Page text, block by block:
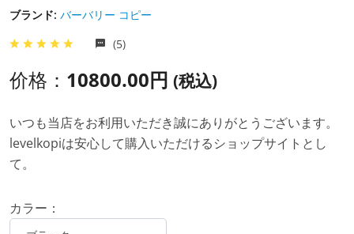
ブランド: バーバリー コピー
(5)
价格： 10800.00円 (税込)
いつも当店をお利用いただき誠にありがとうございます。
levelkopiは安心して購入いただけるショップサイトとし
て。
カラー：